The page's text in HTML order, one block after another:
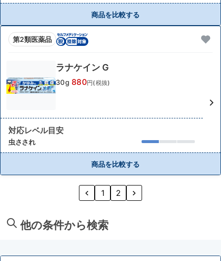
商品を比較する
第2類医薬品
ラナケイン G
30g 880円(税抜)
対応レベル目安
虫さされ
商品を比較する
1 2
他の条件から検索